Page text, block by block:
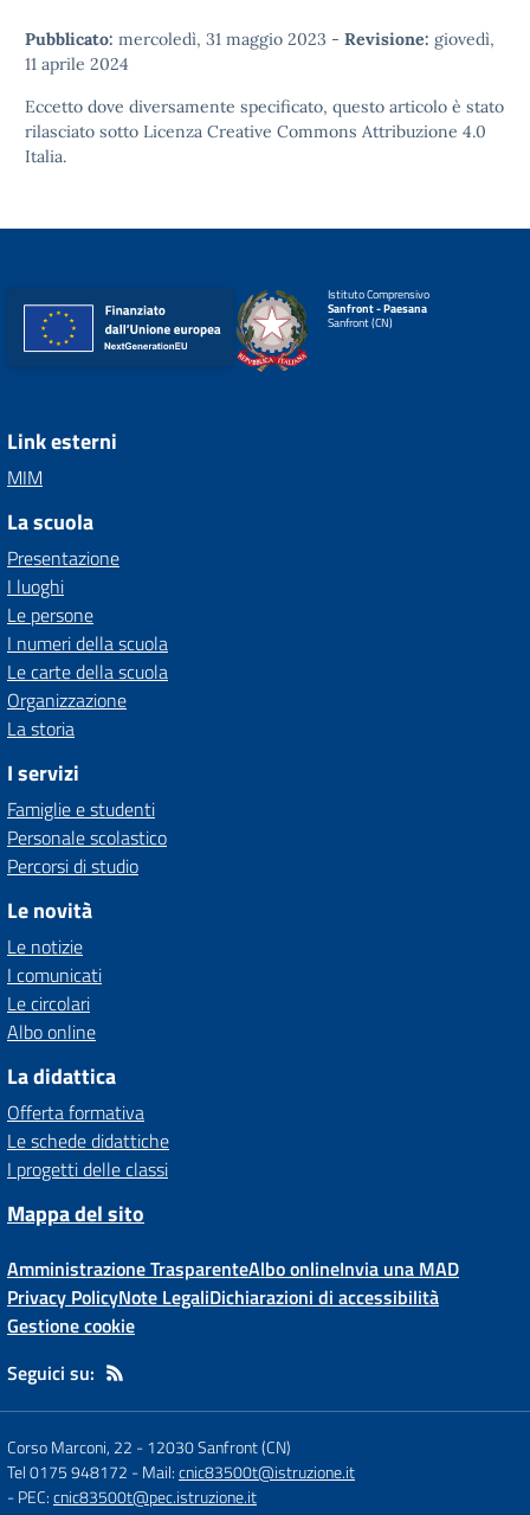
Pubblicato: mercoledì, 31 maggio 2023 - Revisione: giovedì,
11 aprile 2024
Eccetto dove diversamente specificato, questo articolo è stato
rilasciato sotto Licenza Creative Commons Attribuzione 4.0
Italia.
Istituto Comprensivo
Sanfront - Paesana
Sanfront (CN)
Link esterni
MIM
La scuola
Presentazione
I luoghi
Le persone
I numeri della scuola
Le carte della scuola
Organizzazione
La storia
I servizi
Famiglie e studenti
Personale scolastico
Percorsi di studio
Le novità
Le notizie
I comunicati
Le circolari
Albo online
La didattica
Offerta formativa
Le schede didattiche
I progetti delle classi
Mappa del sito
Amministrazione TrasparenteAlbo onlineInvia una MAD
Privacy PolicyNote LegaliDichiarazioni di accessibilità
Gestione cookie
Seguici su:
Corso Marconi, 22 -12030 Sanfront (CN)
Tel 0175 948172 - Mail:cnic83500t@istruzione.it
- PEC:cnic83500t@pec.istruzione.it